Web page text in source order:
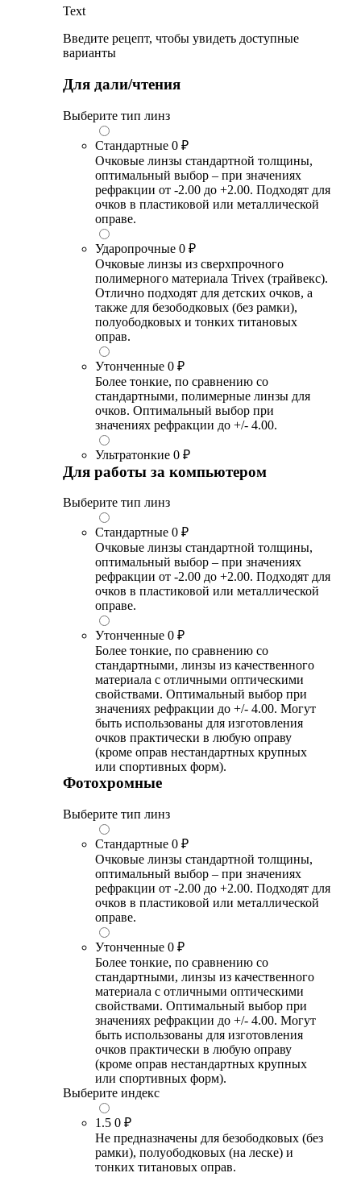
Text
Введите рецепт, чтобы увидеть доступные
варианты
Для дали/чтения
Выберите тип линз
Стандартные 0 ₽
Очковые линзы стандартной толщины,
оптимальный выбор – при значениях
рефракции от -2.00 до +2.00. Подходят для
очков в пластиковой или металлической
оправе.
Ударопрочные 0 ₽
Очковые линзы из сверхпрочного
полимерного материала Trivex (трайвекс).
Отлично подходят для детских очков, а
также для безободковых (без рамки),
полуободковых и тонких титановых
оправ.
Утонченные 0 ₽
Более тонкие, по сравнению со
стандартными, полимерные линзы для
очков. Оптимальный выбор при
значениях рефракции до +/- 4.00.
Ультратонкие 0 ₽
Для работы за компьютером
Выберите тип линз
Стандартные 0 ₽
Очковые линзы стандартной толщины,
оптимальный выбор – при значениях
рефракции от -2.00 до +2.00. Подходят для
очков в пластиковой или металлической
оправе.
Утонченные 0 ₽
Более тонкие, по сравнению со
стандартными, линзы из качественного
материала с отличными оптическими
свойствами. Оптимальный выбор при
значениях рефракции до +/- 4.00. Могут
быть использованы для изготовления
очков практически в любую оправу
(кроме оправ нестандартных крупных
или спортивных форм).
Фотохромные
Выберите тип линз
Стандартные 0 ₽
Очковые линзы стандартной толщины,
оптимальный выбор – при значениях
рефракции от -2.00 до +2.00. Подходят для
очков в пластиковой или металлической
оправе.
Утонченные 0 ₽
Более тонкие, по сравнению со
стандартными, линзы из качественного
материала с отличными оптическими
свойствами. Оптимальный выбор при
значениях рефракции до +/- 4.00. Могут
быть использованы для изготовления
очков практически в любую оправу
(кроме оправ нестандартных крупных
или спортивных форм).
Выберите индекс
1.5 0 ₽
Не предназначены для безободковых (без
рамки), полуободковых (на леске) и
тонких титановых оправ.